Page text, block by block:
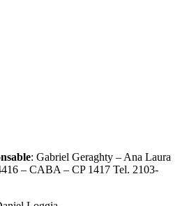
: Gabriel Geraghty – Ana Laura
– CABA – CP 1417 Tel. 2103-